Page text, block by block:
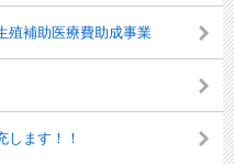
殖補助医療費助成事業
します！！